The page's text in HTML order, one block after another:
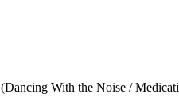
(Dancing With the Noise /